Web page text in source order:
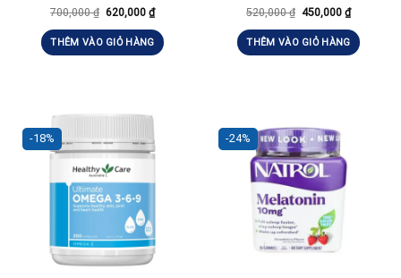
Được xếp
hạng5.00
5 sao
700,000₫ 620,000 ₫
THÊM VÀO GIỎ HÀNG
Được xếp
hạng5.00
5 sao
520,000₫ 450,000 ₫
THÊM VÀO GIỎ HÀNG
-18% -24%